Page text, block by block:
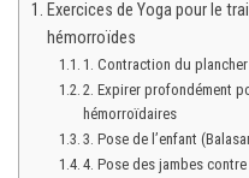
Exercices de Yoga pour le
hémorroïdes
1. Contraction du
2. Expirer profondément
hémorroïdaires
3. Pose de l’enfant
4. Pose des jambes